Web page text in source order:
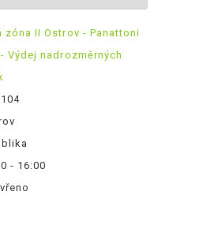
zóna II Ostrov - Panattoni
Výdej nadrozměrných
- 16:00